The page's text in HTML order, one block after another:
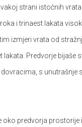
strani istočnih
i trinaest lakata
izmjeri vrata od
lakata. Predvorje bijaše
s unutrašnje
predvorja